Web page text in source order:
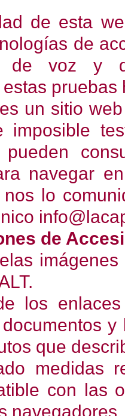
de esta
de
de voz y
un sitio
imposible
navegar
nos lo
de
los
que
medidas
con las
navegadores.